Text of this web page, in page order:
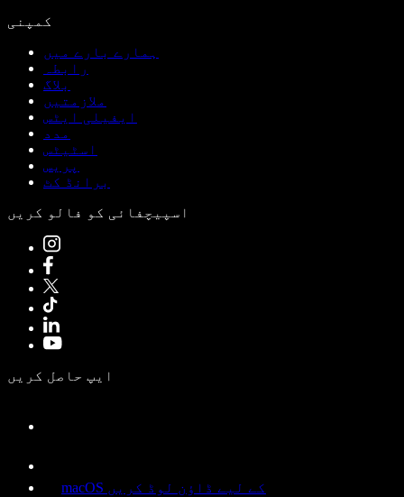
کمپنی
ہمارے بارے میں
رابطہ
بلاگ
ملازمتیں
ایفیلی ایٹس
مدد
اسٹیٹس
پریس
برانڈ کٹ
اسپیچفائی کو فالو کریں
ایپ حاصل کریں
macOS کے لیے ڈاؤن لوڈ کریں